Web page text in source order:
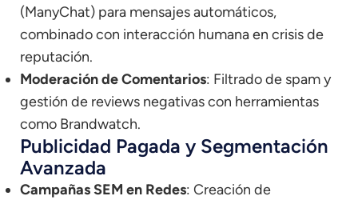
(ManyChat) para mensajes automáticos,
combinado con interacción humana en crisis de
reputación.
Moderación de Comentarios: Filtrado de spam y
gestión de reviews negativas con herramientas
como Brandwatch.
Publicidad Pagada y Segmentación
Avanzada
Campañas SEM en Redes: Creación de